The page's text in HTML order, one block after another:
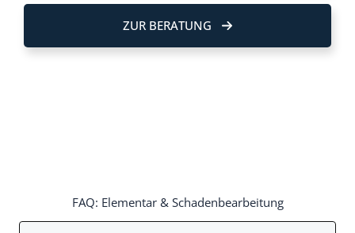
ZUR BERATUNG
FAQ: Elementar & Schadenbearbeitung